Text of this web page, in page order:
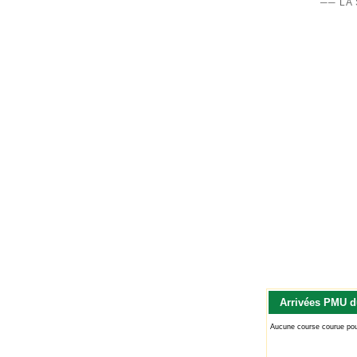
Arrivées PMU